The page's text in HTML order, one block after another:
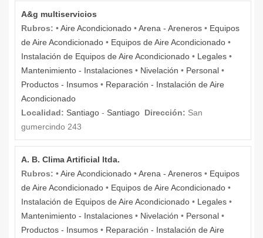
A&g multiservicios
Rubros: •Aire Acondicionado •Arena - Areneros • Equipos
de Aire Acondicionado • Equipos de Aire Acondicionado •
Instalación de Equipos de Aire Acondicionado • Legales •
Mantenimiento - Instalaciones • Nivelación • Personal •
Productos - Insumos • Reparación - Instalación de Aire
Acondicionado
Localidad: Santiago - Santiago Dirección: San
gumercindo 243
A. B. Clima Artificial ltda.
Rubros: •Aire Acondicionado •Arena - Areneros • Equipos
de Aire Acondicionado • Equipos de Aire Acondicionado •
Instalación de Equipos de Aire Acondicionado • Legales •
Mantenimiento - Instalaciones • Nivelación • Personal •
Productos - Insumos • Reparación - Instalación de Aire